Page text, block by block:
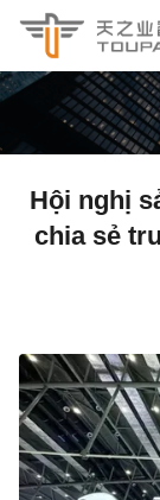
Hội nghị
chia sẻ